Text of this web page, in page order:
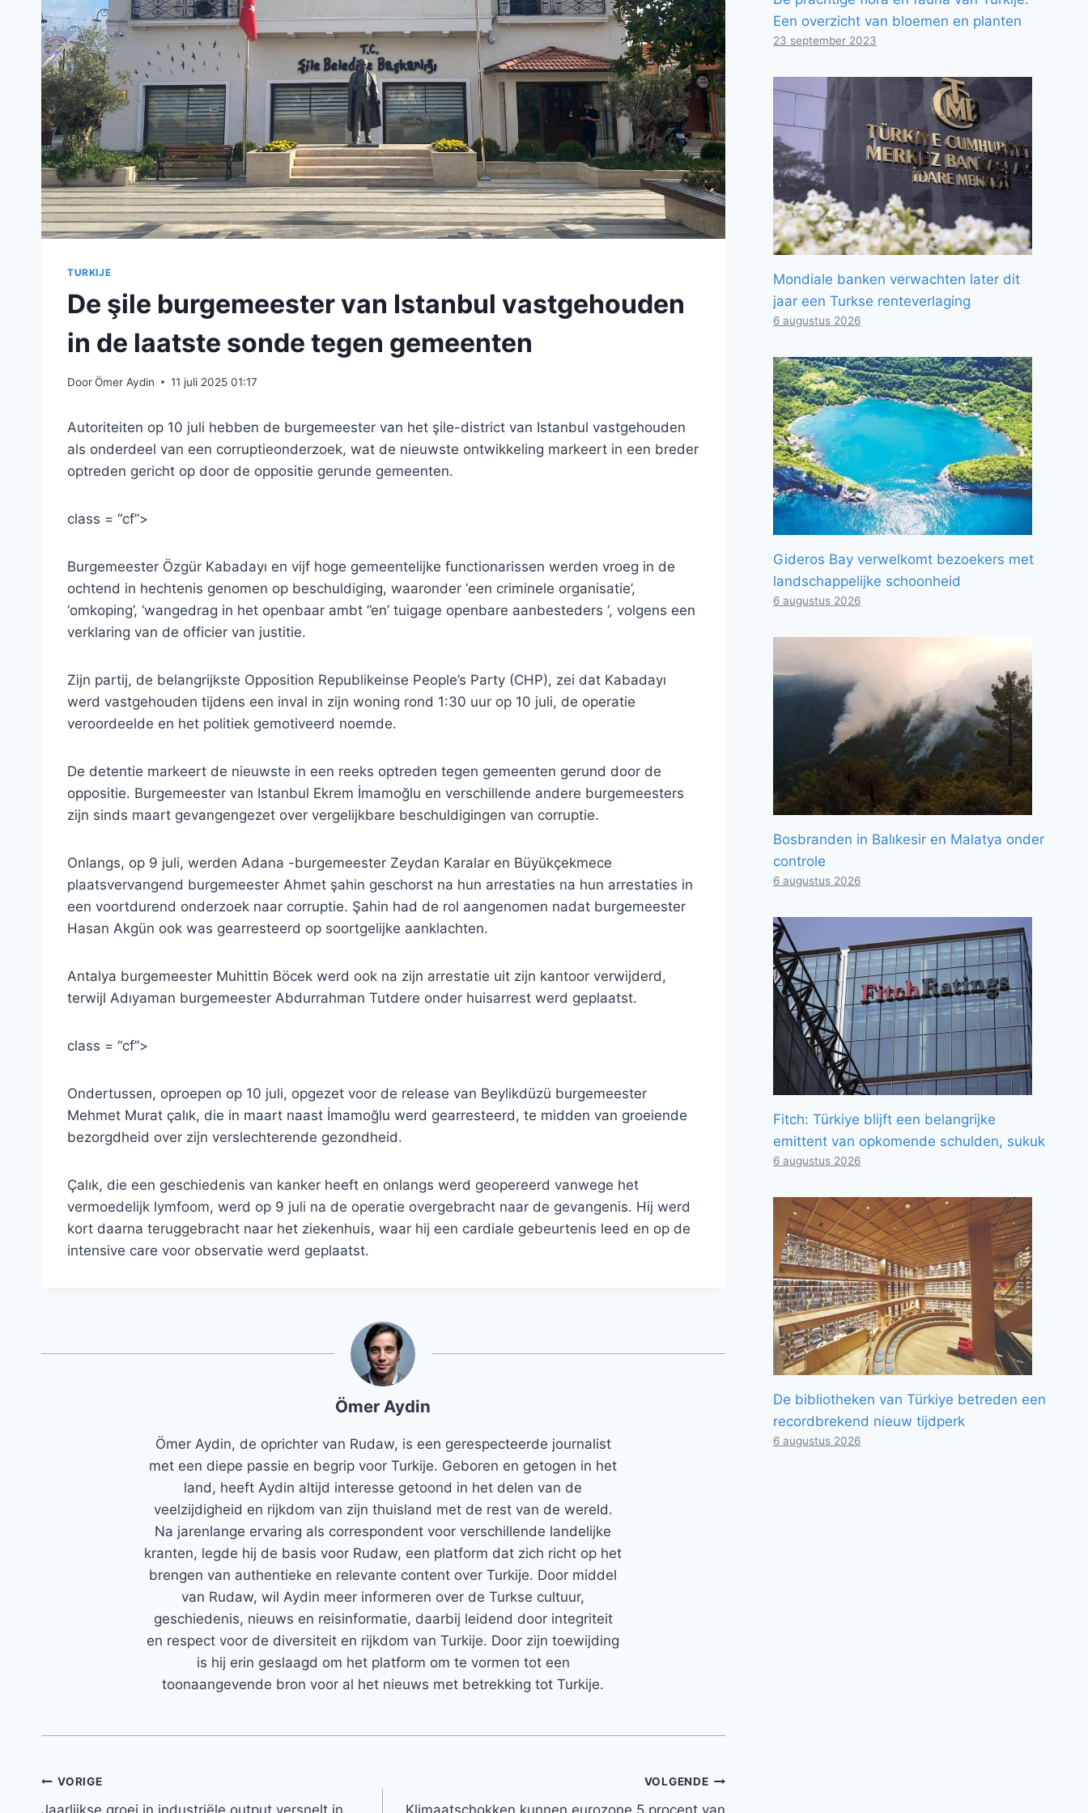
TURKIJE
De şile burgemeester van Istanbul vastgehouden
in de laatste sonde tegen gemeenten
DoorÖmer Aydin 11 juli 2025 01:17
Autoriteiten op 10 juli hebben de burgemeester van het şile-district van Istanbul vastgehouden
als onderdeel van een corruptieonderzoek, wat de nieuwste ontwikkeling markeert in een breder
optreden gericht op door de oppositie gerunde gemeenten.
class = “cf”>
Burgemeester Özgür Kabadayı en vijf hoge gemeentelijke functionarissen werden vroeg in de
ochtend in hechtenis genomen op beschuldiging, waaronder ‘een criminele organisatie’,
‘omkoping’, ‘wangedrag in het openbaar ambt ”en’ tuigage openbare aanbesteders ‘, volgens een
verklaring van de officier van justitie.
Zijn partij, de belangrijkste Opposition Republikeinse People’s Party (CHP), zei dat Kabadayı
werd vastgehouden tijdens een inval in zijn woning rond 1:30 uur op 10 juli, de operatie
veroordeelde en het politiek gemotiveerd noemde.
De detentie markeert de nieuwste in een reeks optreden tegen gemeenten gerund door de
oppositie. Burgemeester van Istanbul Ekrem İmamoğlu en verschillende andere burgemeesters
zijn sinds maart gevangengezet over vergelijkbare beschuldigingen van corruptie.
Onlangs, op 9 juli, werden Adana -burgemeester Zeydan Karalar en Büyükçekmece
plaatsvervangend burgemeester Ahmet şahin geschorst na hun arrestaties na hun arrestaties in
een voortdurend onderzoek naar corruptie. Şahin had de rol aangenomen nadat burgemeester
Hasan Akgün ook was gearresteerd op soortgelijke aanklachten.
Antalya burgemeester Muhittin Böcek werd ook na zijn arrestatie uit zijn kantoor verwijderd,
terwijl Adıyaman burgemeester Abdurrahman Tutdere onder huisarrest werd geplaatst.
class = “cf”>
Ondertussen, oproepen op 10 juli, opgezet voor de release van Beylikdüzü burgemeester
Mehmet Murat çalık, die in maart naast İmamoğlu werd gearresteerd, te midden van groeiende
bezorgdheid over zijn verslechterende gezondheid.
Çalık, die een geschiedenis van kanker heeft en onlangs werd geopereerd vanwege het
vermoedelijk lymfoom, werd op 9 juli na de operatie overgebracht naar de gevangenis. Hij werd
kort daarna teruggebracht naar het ziekenhuis, waar hij een cardiale gebeurtenis leed en op de
intensive care voor observatie werd geplaatst.
Ömer Aydin
Ömer Aydin, de oprichter van Rudaw, is een gerespecteerde journalist
met een diepe passie en begrip voor Turkije. Geboren en getogen in het
land, heeft Aydin altijd interesse getoond in het delen van de
veelzijdigheid en rijkdom van zijn thuisland met de rest van de wereld.
Na jarenlange ervaring als correspondent voor verschillende landelijke
kranten, legde hij de basis voor Rudaw, een platform dat zich richt op het
brengen van authentieke en relevante content over Turkije. Door middel
van Rudaw, wil Aydin meer informeren over de Turkse cultuur,
geschiedenis, nieuws en reisinformatie, daarbij leidend door integriteit
en respect voor de diversiteit en rijkdom van Turkije. Door zijn toewijding
is hij erin geslaagd om het platform om te vormen tot een
toonaangevende bron voor al het nieuws met betrekking tot Turkije.
Bericht
VORIGE
Jaarlijkse groei in industriële output versnelt in
VOLGENDE
Klimaatschokken kunnen eurozone 5 procent van
Een overzicht van bloemen en planten
23 september 2023
Mondiale banken verwachten later dit
jaar een Turkse renteverlaging
6 augustus 2026
Gideros Bay verwelkomt bezoekers met
landschappelijke schoonheid
6 augustus 2026
Bosbranden in Balıkesir en Malatya onder
controle
6 augustus 2026
Fitch: Türkiye blijft een belangrijke
emittent van opkomende schulden, sukuk
6 augustus 2026
De bibliotheken van Türkiye betreden een
recordbrekend nieuw tijdperk
6 augustus 2026